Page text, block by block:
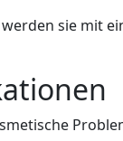
sie mit